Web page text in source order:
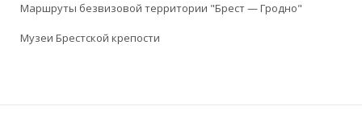
Маршруты безвизовой территории "Брест — Гродно"
Музеи Брестской крепости